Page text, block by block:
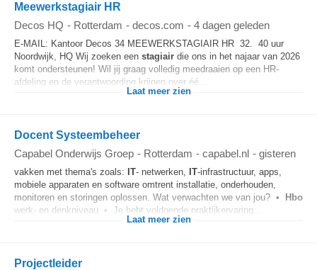
Meewerkstagiair HR
Decos HQ - Rotterdam - decos.com - 4 dagen geleden
E-MAIL: Kantoor Decos 34 MEEWERKSTAGIAIR HR 32. 40 uur
Noordwijk, HQ Wij zoeken een stagiair die ons in het najaar van 2026
komt ondersteunen! Wil jij graag volledig meedraaien op een HR-
afdeling en de verantwoording krijgen over éé...
Laat meer zien
Docent Systeembeheer
Capabel Onderwijs Groep - Rotterdam - capabel.nl - gisteren
vakken met thema's zoals: IT- netwerken, IT-infrastructuur, apps,
mobiele apparaten en software omtrent installatie, onderhouden,
monitoren en storingen oplossen. Wat verwachten we van jou? • Hbo
werk- en denkniveau • Je hebt voldoende praktijkervaring...
Laat meer zien
Projectleider